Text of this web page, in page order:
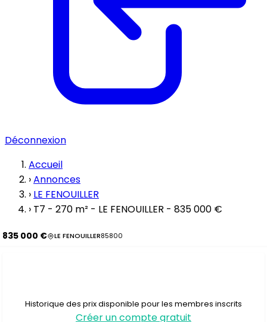
Déconnexion
Accueil
›Annonces
› LE FENOUILLER
› T7 - 270 m² - LE FENOUILLER - 835 000 €
835 000 € LE FENOUILLER85800
Historique des prix disponible pour les membres inscrits
Créer un compte gratuit